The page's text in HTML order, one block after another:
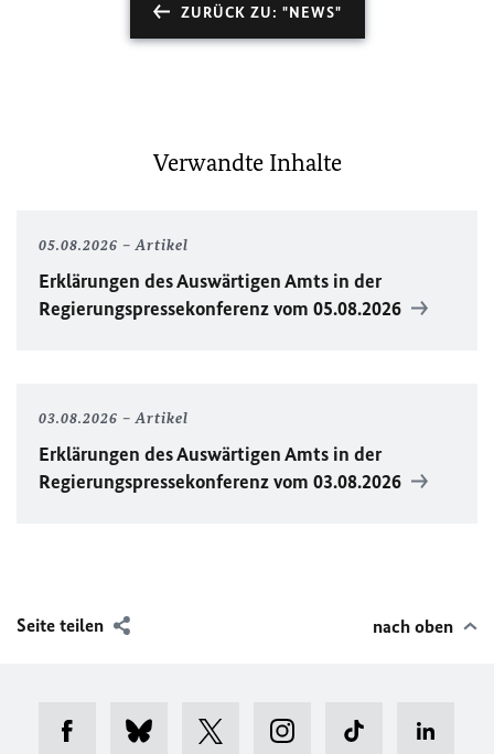
ZURÜCK ZU: "NEWS"
Verwandte Inhalte
05.08.2026 Artikel
Erklärungen des Auswärtigen Amts in der
Regierungspressekonferenz vom 05.08.2026
03.08.2026 Artikel
Erklärungen des Auswärtigen Amts in der
Regierungspressekonferenz vom 03.08.2026
Seite teilen nach oben